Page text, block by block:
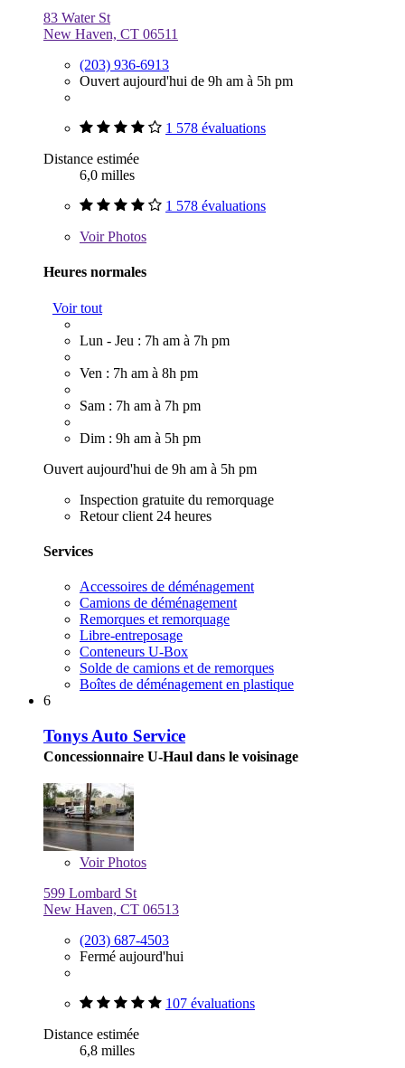
83 Water St
New Haven, CT 06511
(203) 936-6913
Ouvert aujourd'hui de 9h am à 5h pm
1 578 évaluations
Distance estimée
6,0 milles
1 578 évaluations
VoirPhotos
Heures normales
Voir tout
Lun - Jeu : 7h am à 7h pm
Ven : 7h am à 8h pm
Sam : 7h am à 7h pm
Dim : 9h am à 5h pm
Ouvert aujourd'hui de 9h am à 5h pm
Inspection gratuite du remorquage
Retour client 24 heures
Services
Accessoires de déménagement
Camions de déménagement
Remorques et remorquage
Libre-entreposage
Conteneurs U-Box
Solde de camions et de remorques
Boîtes de déménagement en plastique
6
Tonys Auto Service
Concessionnaire U-Haul dans le voisinage
VoirPhotos
599 Lombard St
New Haven, CT 06513
(203) 687-4503
Fermé aujourd'hui
107 évaluations
Distance estimée
6,8 milles